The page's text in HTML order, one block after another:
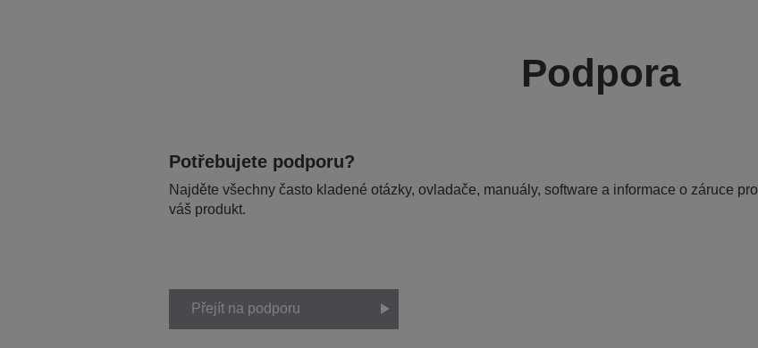
Podpora
Potřebujete podporu?
Najděte všechny často kladené otázky, ovladače, manuály, software a informace o záruce pro
váš produkt.
Přejít na podporu